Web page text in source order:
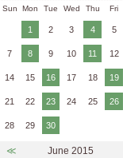
Sun Mon Tue Wed Thu Fri
1 2 3 4 5
7 8 9 10 11 12
14 15 16 17 18 19
21 22 23 24 25 26
28 29 30
≪ June 2015